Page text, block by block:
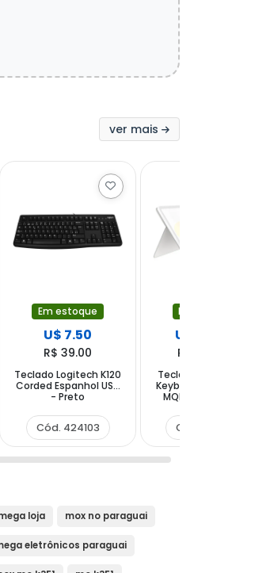
ver mais
Em estoque
U$ 7.50
R$ 39.00
Teclado Logitech K120
Corded Espanhol USB
- Preto
Cód. 424103
Em estoque
U$ 265.00
R$ 1,378.00
Teclado Apple Magic
Keyboard Folio A2695
MQDP3LL para iPad
Branco (Inglês)
Cód. 1317503
loja mox no paraguai
eletrônicos paraguai